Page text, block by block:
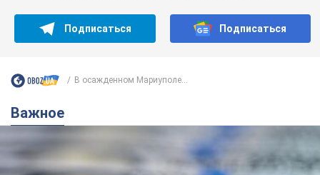
Подписаться Подписаться
В осажденном Мариуполе...
Важное